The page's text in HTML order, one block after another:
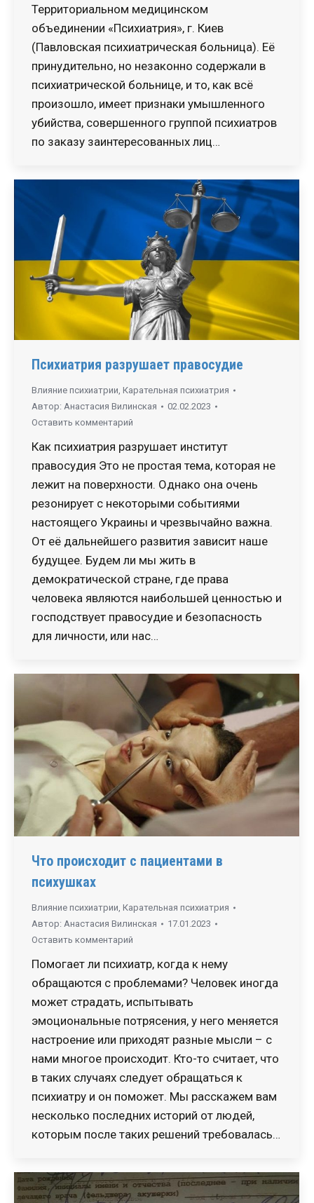
Территориальном медицинском
объединении «Психиатрия», г. Киев
(Павловская психиатрическая больница). Её
принудительно, но незаконно содержали в
психиатрической больнице, и то, как всё
произошло, имеет признаки умышленного
убийства, совершенного группой психиатров
по заказу заинтересованных лиц…
Психиатрия разрушает правосудие
Влияние психиатрии, Карательная психиатрия
Автор: Анастасия Вилинская
02.02.2023
Оставить комментарий
Как психиатрия разрушает институт
правосудия Это не простая тема, которая не
лежит на поверхности. Однако она очень
резонирует с некоторыми событиями
настоящего Украины и чрезвычайно важна.
От её дальнейшего развития зависит наше
будущее. Будем ли мы жить в
демократической стране, где права
человека являются наибольшей ценностью и
господствует правосудие и безопасность
для личности, или нас…
Что происходит с пациентами в
психушках
Влияние психиатрии, Карательная психиатрия
Автор: Анастасия Вилинская
17.01.2023
Оставить комментарий
Помогает ли психиатр, когда к нему
обращаются с проблемами? Человек иногда
может страдать, испытывать
эмоциональные потрясения, у него меняется
настроение или приходят разные мысли – с
нами многое происходит. Кто-то считает, что
в таких случаях следует обращаться к
психиатру и он поможет. Мы расскажем вам
несколько последних историй от людей,
которым после таких решений требовалась…